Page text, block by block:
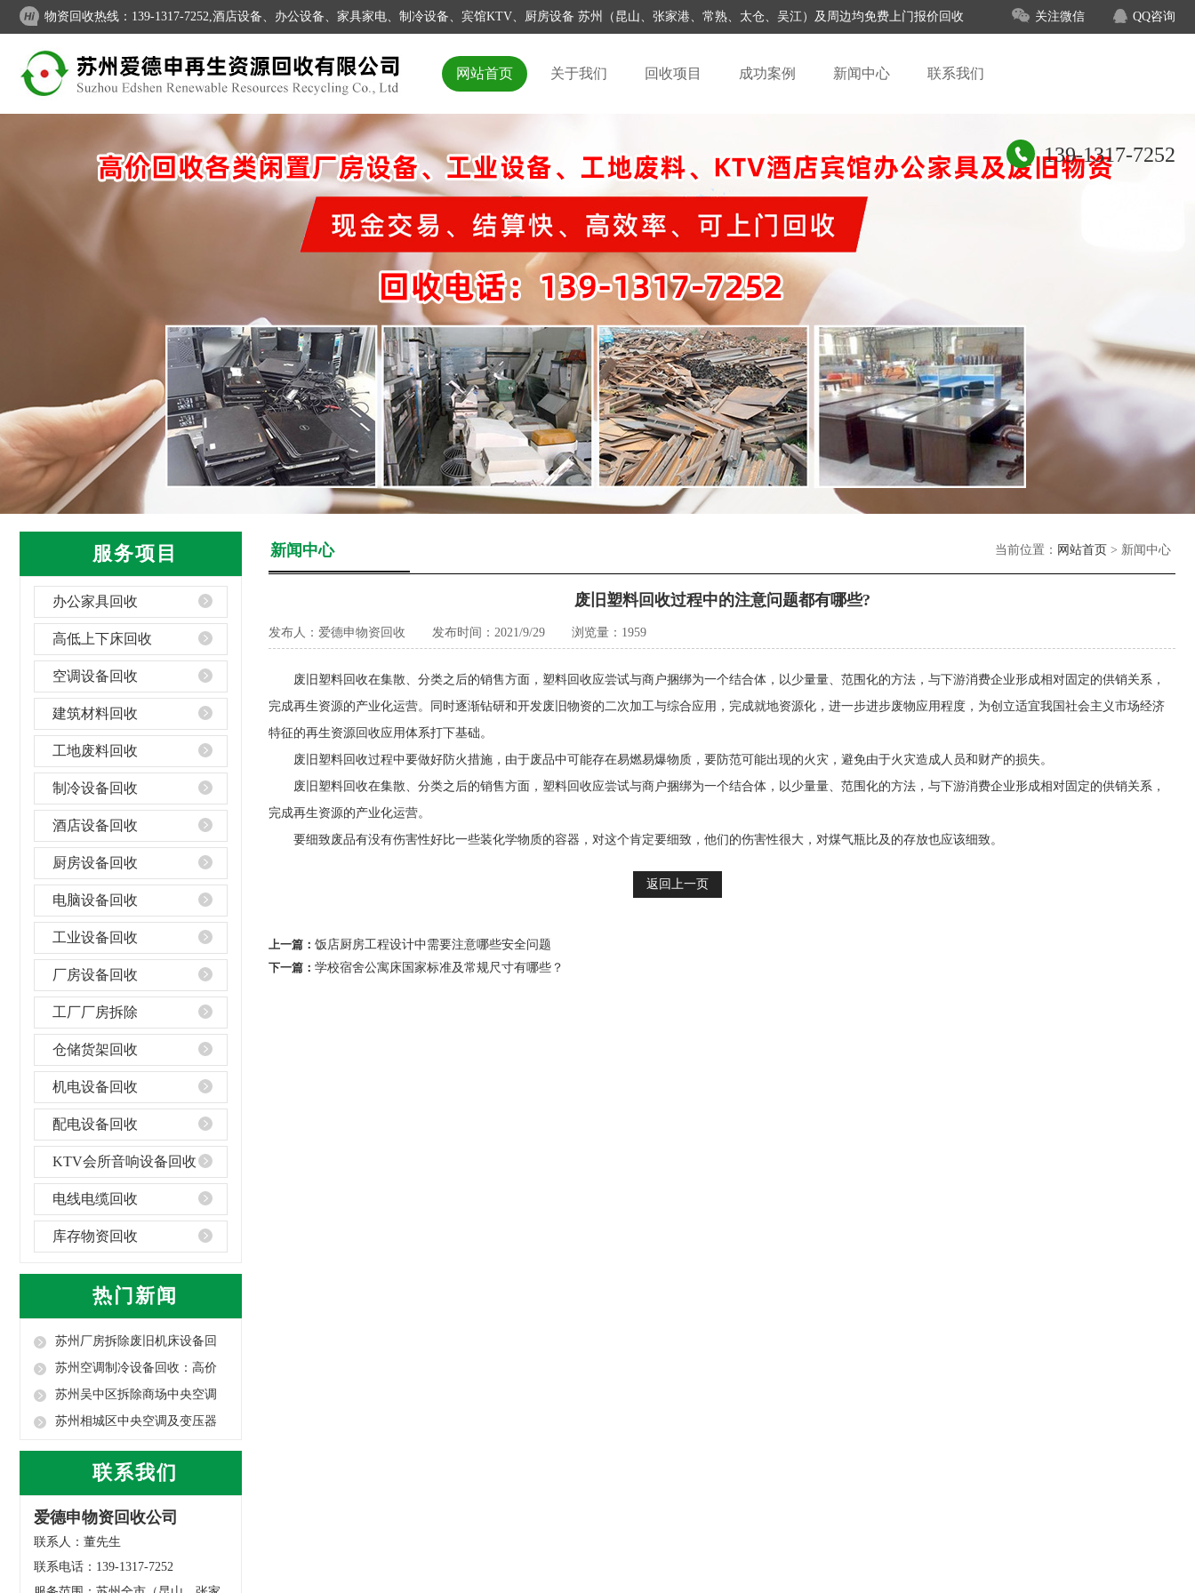
物资回收热线：139-1317-7252,酒店设备、办公设备、家具家电、制冷设备、宾馆KTV、厨房设备 苏州（昆山、张家港、常熟、太仓、吴江）及周边均免费上门报价回收 QQ咨询
关注微信
网站首页 关于我们 回收项目 成功案例 新闻中心 联系我们
139-1317-7252
服务项目
办公家具回收
高低上下床回收
空调设备回收
建筑材料回收
工地废料回收
制冷设备回收
酒店设备回收
厨房设备回收
电脑设备回收
工业设备回收
厂房设备回收
工厂厂房拆除
仓储货架回收
机电设备回收
配电设备回收
KTV会所音响设备回收
电线电缆回收
库存物资回收
热门新闻
苏州厂房拆除废旧机床设备回
收：高价合规·...
苏州空调制冷设备回收：高价
上门・安全拆除...
苏州吴中区拆除商场中央空调
冷水机回收指南
苏州相城区中央空调及变压器
回收指南
联系我们
爱德申物资回收公司
联系人：董先生
联系电话：139-1317-7252
新闻中心 当前位置： 网站首页 > 新闻中心
废旧塑料回收过程中的注意问题都有哪些?
发布人：爱德申物资回收 发布时间：2021/9/29 浏览量：1959
废旧塑料回收在集散、分类之后的销售方面，塑料回收应尝试与商户捆绑为一个结合体，以少量量、范围化的方法，与下游消费企业形成相对固定的供销关系，
完成再生资源的产业化运营。同时逐渐钻研和开发废旧物资的二次加工与综合应用，完成就地资源化，进一步进步废物应用程度，为创立适宜我国社会主义市场经济
特征的再生资源回收应用体系打下基础。
废旧塑料回收过程中要做好防火措施，由于废品中可能存在易燃易爆物质，要防范可能出现的火灾，避免由于火灾造成人员和财产的损失。
废旧塑料回收在集散、分类之后的销售方面，塑料回收应尝试与商户捆绑为一个结合体，以少量量、范围化的方法，与下游消费企业形成相对固定的供销关系，
完成再生资源的产业化运营。
要细致废品有没有伤害性好比一些装化学物质的容器，对这个肯定要细致，他们的伤害性很大，对煤气瓶比及的存放也应该细致。
返回上一页
上一篇： 饭店厨房工程设计中需要注意哪些安全问题
下一篇： 学校宿舍公寓床国家标准及常规尺寸有哪些？